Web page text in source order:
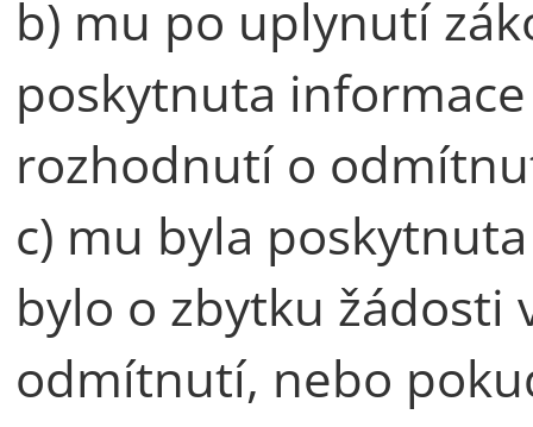
b) mu po uplynutí
poskytnuta
rozhodnutí o
c) mu byla
bylo o zbytku
odmítnutí, nebo